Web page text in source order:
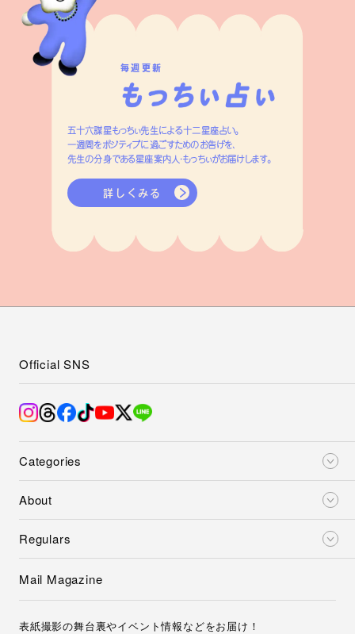
毎週更新
五十六謀星もっちぃ先生による十二星座占い。
一週間をポジティブに過ごすためのお告げを、
先生の分身である星座案内人・もっちぃがお届けします。
詳しくみる
Categories
About
Regulars
Official SNS
Mail Magazine
表紙撮影の舞台裏やイベント情報などをお届け！